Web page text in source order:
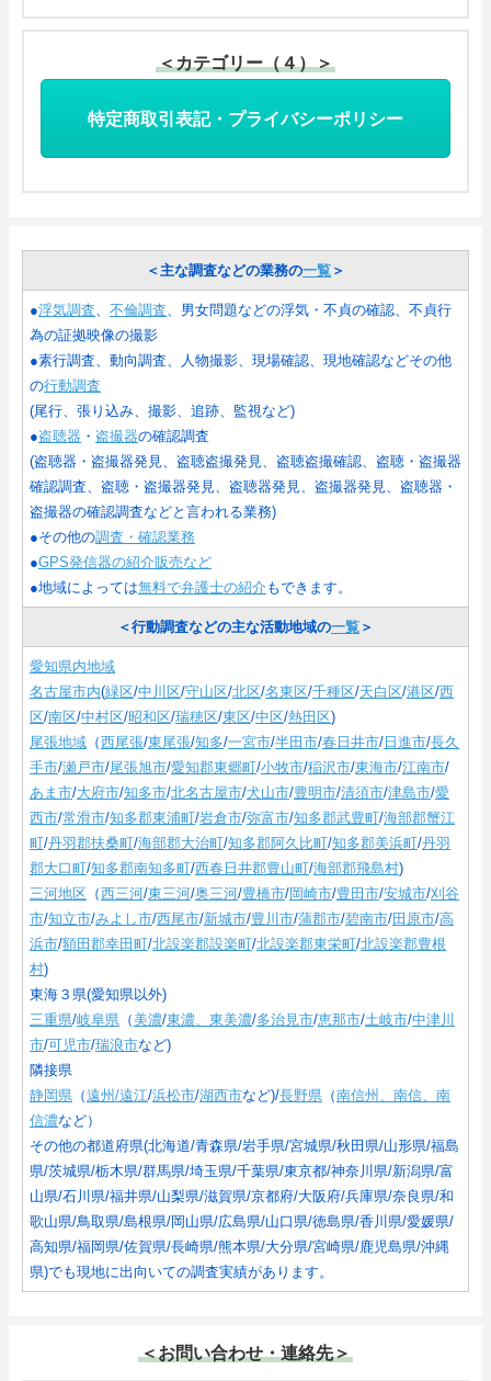
＜カテゴリー（４）＞
特定商取引表記・プライバシーポリシー
＜主な調査などの業務の一覧 ＞
●浮気調査 不倫調査 、男女問題などの浮気・不貞の確認、不貞行
為の証拠映像の撮影
●素行調査、動向調査、人物撮影、現場確認、現地確認などその他
の行動調査
(尾行、張り込み、撮影、追跡、監視など)
●盗聴器 ・ 盗撮器の確認調査
(盗聴器・盗撮器発見、盗聴盗撮発見、盗聴盗撮確認、盗聴・盗撮器
確認調査、盗聴・盗撮器発見、盗聴器発見、盗撮器発見、盗聴器・
盗撮器の確認調査などと言われる業務)
●その他の調査・確認業務
●GPS発信器の紹介販売など
●地域によっては無料で弁護士の紹介もできます。
＜行動調査などの主な活動地域の一覧 ＞
愛知県内地域
名古屋市内(緑区/中川区/守山区/北区/名東区/千種区/天白区/港区/西
区/南区/中村区/昭和区/瑞穂区/東区/中区/熱田区)
尾張地域 （西尾張/東尾張/知多/一宮市/半田市/春日井市/ 日進市/長久
手市/瀬戸市/尾張旭市/愛知郡東郷町/小牧市/稲沢市/東海市/江南市/
あま市/大府市/知多市/北名古屋市/犬山市/豊明市/清須市/津島市/愛
西市/常滑市/知多郡東浦町/岩倉市/弥富市/知多郡武豊町/海部郡蟹江
町/丹羽郡扶桑町/海部郡大治町/知多郡阿久比町/知多郡美浜町/丹羽
郡大口町/知多郡南知多町/西春日井郡豊山町/海部郡飛島村)
三河地区 （西三河/東三河/奥三河/豊橋市/岡崎市/豊田市/安城市/刈谷
市/知立市/みよし市/西尾市/新城市/豊川市/蒲郡市/碧南市/田原市/高
浜市/額田郡幸田町/北設楽郡設楽町/北設楽郡東栄町/北設楽郡豊根
村)
東海３県(愛知県以外)
三重県/岐阜県 （美濃/東濃、東美濃/多治見市/恵那市/土岐市/中津川
市/可児市/瑞浪市など)
隣接県
静岡県 （遠州/遠江/浜松市/湖西市など)/長野県 （南信州、南信、南
信濃など）
その他の都道府県(北海道/青森県/岩手県/宮城県/秋田県/山形県/福島
県/茨城県/栃木県/群馬県/埼玉県/千葉県/東京都/神奈川県/新潟県/富
山県/石川県/福井県/山梨県/滋賀県/京都府/大阪府/兵庫県/奈良県/和
歌山県/鳥取県/島根県/岡山県/広島県/山口県/徳島県/香川県/愛媛県/
高知県/福岡県/佐賀県/長崎県/熊本県/大分県/宮崎県/鹿児島県/沖縄
県)でも現地に出向いての調査実績があります。
＜お問い合わせ・連絡先＞